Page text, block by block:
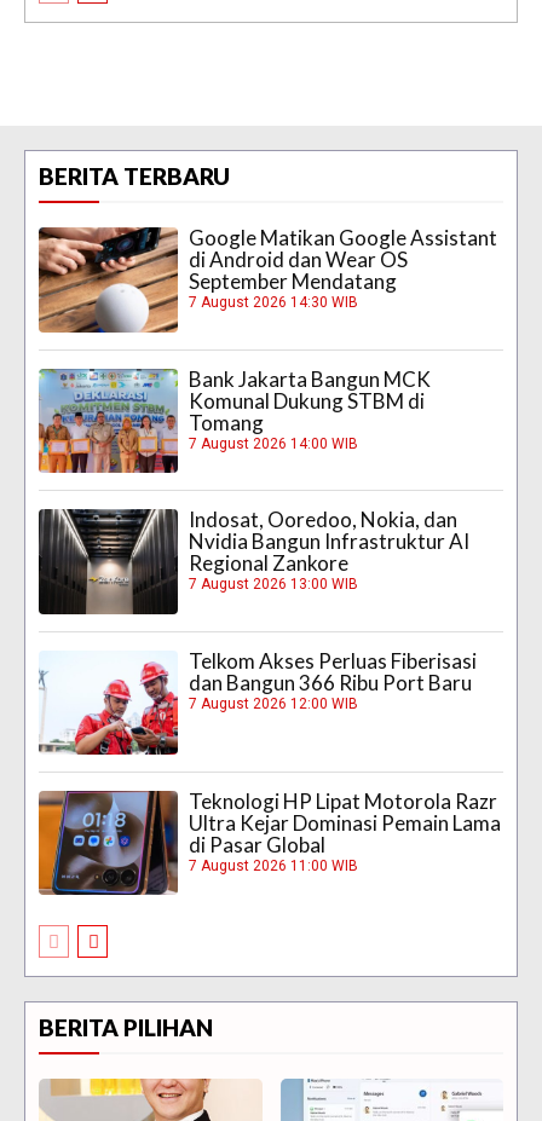
BERITA TERBARU
Google Matikan Google Assistant
di Android dan Wear OS
September Mendatang
7 August 2026 14:30 WIB
Bank Jakarta Bangun MCK
Komunal Dukung STBM di
Tomang
7 August 2026 14:00 WIB
Indosat, Ooredoo, Nokia, dan
Nvidia Bangun Infrastruktur AI
Regional Zankore
7 August 2026 13:00 WIB
Telkom Akses Perluas Fiberisasi
dan Bangun 366 Ribu Port Baru
7 August 2026 12:00 WIB
Teknologi HP Lipat Motorola Razr
Ultra Kejar Dominasi Pemain Lama
di Pasar Global
7 August 2026 11:00 WIB
BERITA PILIHAN